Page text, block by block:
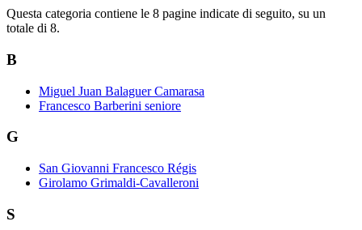
Questa categoria contiene le 8 pagine indicate di seguito, su un
totale di 8.
B
Miguel Juan Balaguer Camarasa
Francesco Barberini seniore
G
San Giovanni Francesco Régis
Girolamo Grimaldi-Cavalleroni
S